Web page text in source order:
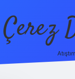
Çerez